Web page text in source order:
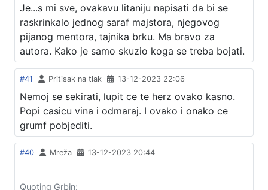
Je...s mi sve, ovakavu litaniju napisati da bi se
raskrinkalo jednog saraf majstora, njegovog
pijanog mentora, tajnika brku. Ma bravo za
autora. Kako je samo skuzio koga se treba bojati.
#41 Pritisak na tlak 13-12-2023 22:06
Nemoj se sekirati, lupit ce te herz ovako kasno.
Popi casicu vina i odmaraj. I ovako i onako ce
grumf pobjediti.
#40 Mreža 13-12-2023 20:44
Quoting Grbin: